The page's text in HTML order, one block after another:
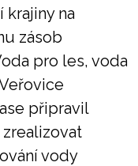
krajiny na
zásob
pro les, voda
připravil
vody